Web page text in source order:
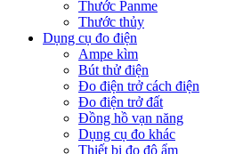
Thước Panme
Thước thủy
Dụng cụ đo điện
Ampe kìm
Bút thử điện
Đo điện trở cách điện
Đo điện trở đất
Đồng hồ vạn năng
Dụng cụ đo khác
Thiết bị đo độ ẩm